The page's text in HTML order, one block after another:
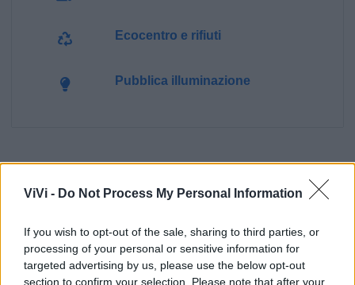
ViVi - Do Not Process My Personal Information
If you wish to opt-out of the sale, sharing to third parties, or
processing of your personal or sensitive information for
targeted advertising by us, please use the below opt-out
section to confirm your selection. Please note that after your
Ecocentro e rifiuti
Pubblica illuminazione